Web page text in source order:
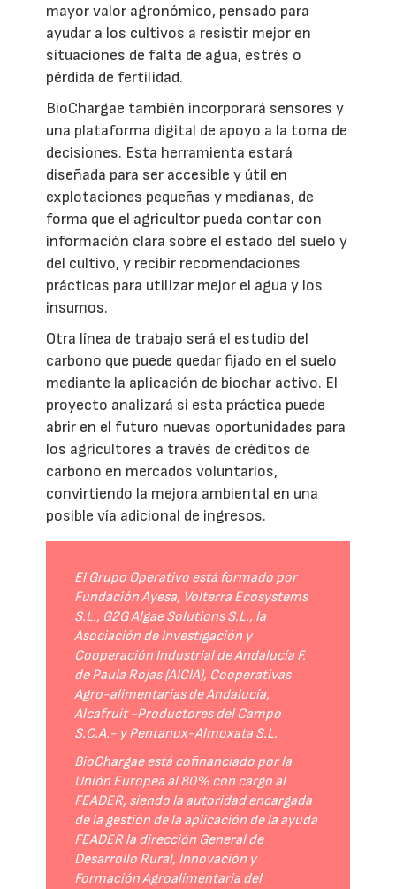
mayor valor agronómico, pensado para
ayudar a los cultivos a resistir mejor en
situaciones de falta de agua, estrés o
pérdida de fertilidad.
BioChargae también incorporará sensores y
una plataforma digital de apoyo a la toma de
decisiones. Esta herramienta estará
diseñada para ser accesible y útil en
explotaciones pequeñas y medianas, de
forma que el agricultor pueda contar con
información clara sobre el estado del suelo y
del cultivo, y recibir recomendaciones
prácticas para utilizar mejor el agua y los
insumos.
Otra línea de trabajo será el estudio del
carbono que puede quedar fijado en el suelo
mediante la aplicación de biochar activo. El
proyecto analizará si esta práctica puede
abrir en el futuro nuevas oportunidades para
los agricultores a través de créditos de
carbono en mercados voluntarios,
convirtiendo la mejora ambiental en una
posible vía adicional de ingresos.
El Grupo Operativo está formado por
Fundación Ayesa, Volterra Ecosystems
S.L., G2G Algae Solutions S.L., la
Asociación de Investigación y
Cooperación Industrial de Andalucía F.
de Paula Rojas (AICIA), Cooperativas
Agro-alimentarias de Andalucía,
Alcafruit -Productores del Campo
S.C.A.- y Pentanux-Almoxata S.L.
BioChargae está cofinanciado por la
Unión Europea al 80% con cargo al
FEADER, siendo la autoridad encargada
de la gestión de la aplicación de la ayuda
FEADER la dirección General de
Desarrollo Rural, Innovación y
Formación Agroalimentaria del